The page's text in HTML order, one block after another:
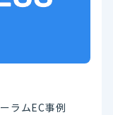
ラムEC事例